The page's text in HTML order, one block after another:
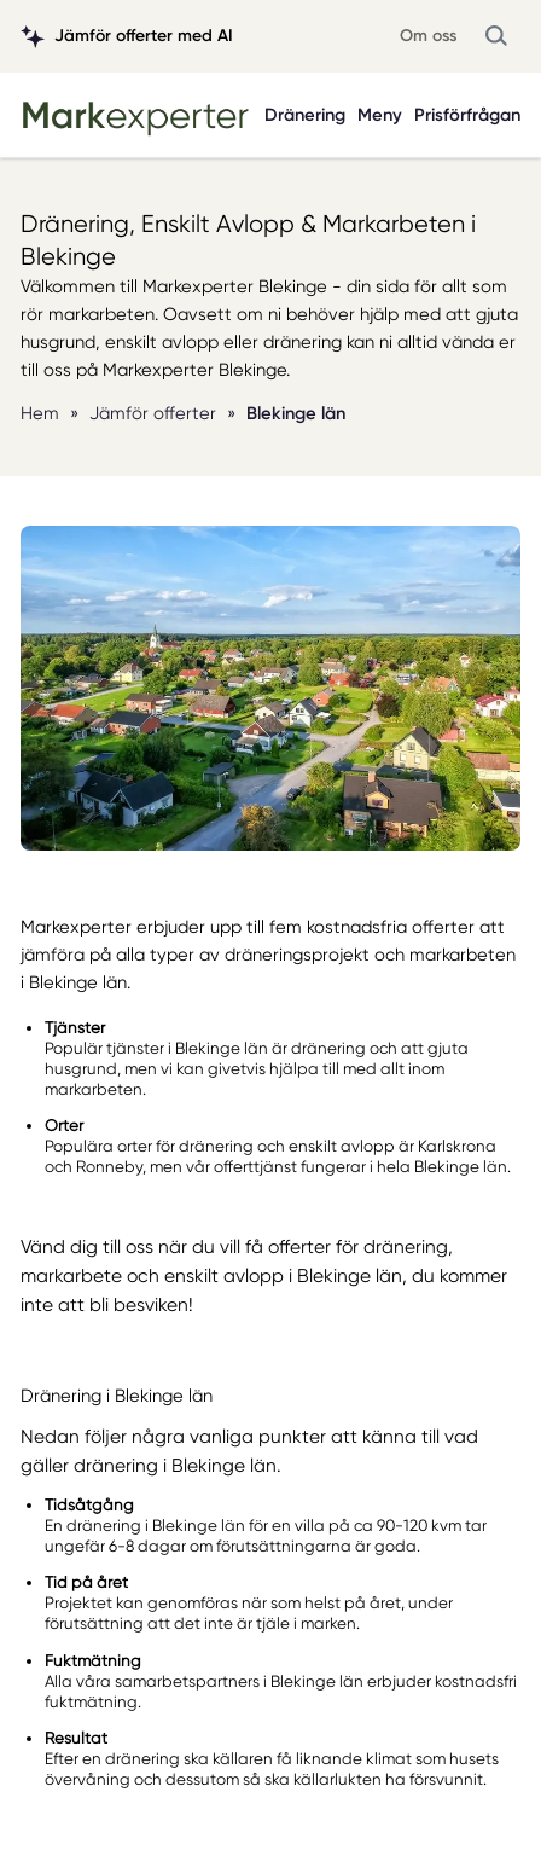
Jämför offerter med AI Om oss
Dränering Meny Prisförfrågan
Dränering, Enskilt Avlopp & Markarbeten i
Blekinge
Välkommen till Markexperter Blekinge - din sida för allt som
rör markarbeten. Oavsett om ni behöver hjälp med att gjuta
husgrund, enskilt avlopp eller dränering kan ni alltid vända er
till oss på Markexperter Blekinge.
Hem » Jämför offerter » Blekinge län
Markexperter erbjuder upp till fem kostnadsfria offerter att
jämföra på alla typer av dräneringsprojekt och markarbeten
i Blekinge län.
Tjänster
Populär tjänster i Blekinge län är dränering och att gjuta
husgrund, men vi kan givetvis hjälpa till med allt inom
markarbeten.
Orter
Populära orter för dränering och enskilt avlopp är Karlskrona
och Ronneby, men vår offerttjänst fungerar i hela Blekinge län.
Vänd dig till oss när du vill få offerter för dränering,
markarbete och enskilt avlopp i Blekinge län, du kommer
inte att bli besviken!
Dränering i Blekinge län
Nedan följer några vanliga punkter att känna till vad
gäller dränering i Blekinge län.
Tidsåtgång
En dränering i Blekinge län för en villa på ca 90-120 kvm tar
ungefär 6-8 dagar om förutsättningarna är goda.
Tid på året
Projektet kan genomföras när som helst på året, under
förutsättning att det inte är tjäle i marken.
Fuktmätning
Alla våra samarbetspartners i Blekinge län erbjuder kostnadsfri
fuktmätning.
Resultat
Efter en dränering ska källaren få liknande klimat som husets
övervåning och dessutom så ska källarlukten ha försvunnit.